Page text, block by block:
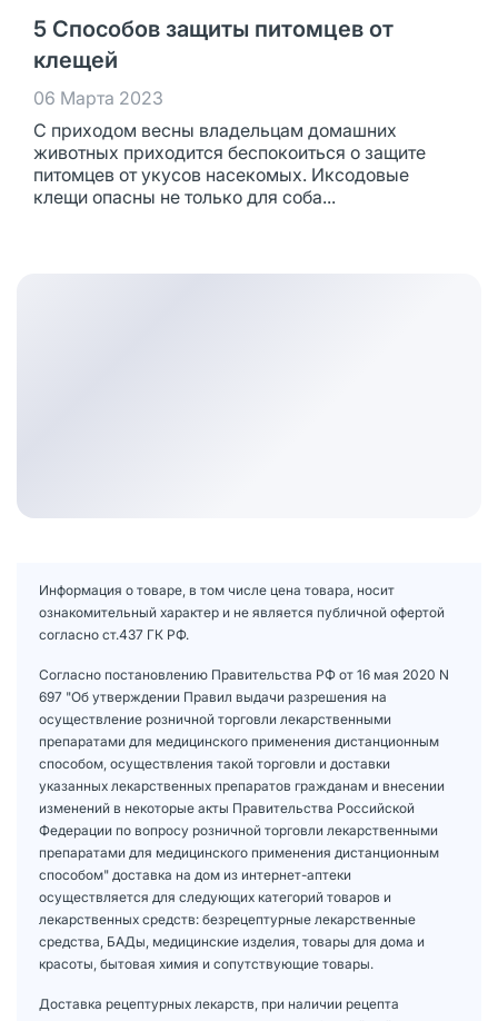
5 Способов защиты питомцев от
клещей
06 Марта 2023
С приходом весны владельцам домашних
животных приходится беспокоиться о защите
питомцев от укусов насекомых. Иксодовые
клещи опасны не только для соба...
Информация о товаре, в том числе цена товара, носит
ознакомительный характер и не является публичной офертой
согласно ст.437 ГК РФ.
Согласно постановлению Правительства РФ от 16 мая 2020 N
697 "Об утверждении Правил выдачи разрешения на
осуществление розничной торговли лекарственными
препаратами для медицинского применения дистанционным
способом, осуществления такой торговли и доставки
указанных лекарственных препаратов гражданам и внесении
изменений в некоторые акты Правительства Российской
Федерации по вопросу розничной торговли лекарственными
препаратами для медицинского применения дистанционным
способом" доставка на дом из интернет-аптеки
осуществляется для следующих категорий товаров и
лекарственных средств: безрецептурные лекарственные
средства, БАДы, медицинские изделия, товары для дома и
красоты, бытовая химия и сопутствующие товары.
Доставка рецептурных лекарств, при наличии рецепта